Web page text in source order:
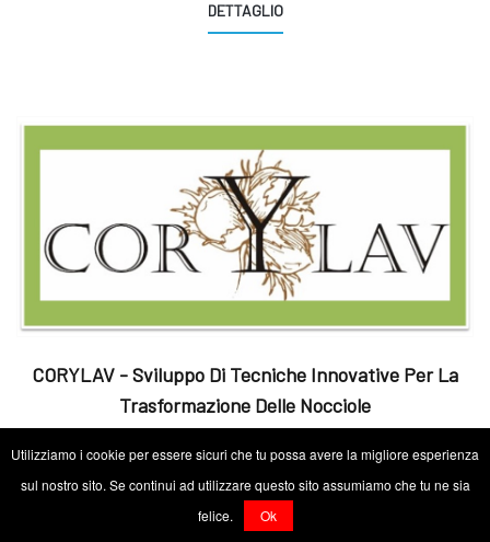
DETTAGLIO
CORYLAV - Sviluppo Di Tecniche Innovative Per La
Trasformazione Delle Nocciole
CAPOFILA: La Gentile s.r.l. COSTO: 692.140,00€ CONTRIBUTO:
207.642,00€ D
Utilizziamo i cookie per essere sicuri che tu possa avere la migliore esperienza
sul nostro sito. Se continui ad utilizzare questo sito assumiamo che tu ne sia
felice.
Ok